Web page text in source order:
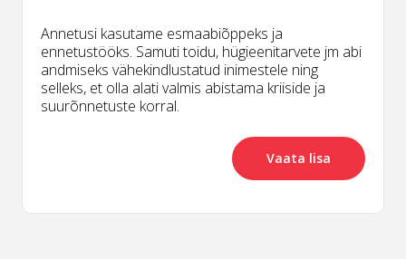
Annetusi kasutame esmaabiõppeks ja
ennetustööks. Samuti toidu, hügieenitarvete jm abi
andmiseks vähekindlustatud inimestele ning
selleks, et olla alati valmis abistama kriiside ja
suurõnnetuste korral.
Vaata lisa